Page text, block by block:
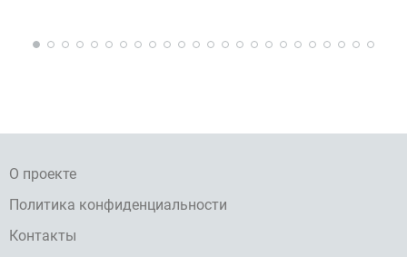
О проекте
Политика конфиденциальности
Контакты